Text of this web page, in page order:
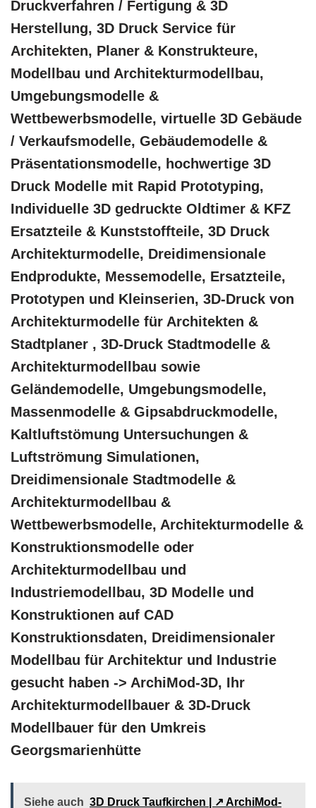
Druckverfahren / Fertigung & 3D
Herstellung, 3D Druck Service für
Architekten, Planer & Konstrukteure,
Modellbau und Architekturmodellbau,
Umgebungsmodelle &
Wettbewerbsmodelle, virtuelle 3D Gebäude
/ Verkaufsmodelle, Gebäudemodelle &
Präsentationsmodelle, hochwertige 3D
Druck Modelle mit Rapid Prototyping,
Individuelle 3D gedruckte Oldtimer & KFZ
Ersatzteile & Kunststoffteile, 3D Druck
Architekturmodelle, Dreidimensionale
Endprodukte, Messemodelle, Ersatzteile,
Prototypen und Kleinserien, 3D-Druck von
Architekturmodelle für Architekten &
Stadtplaner , 3D-Druck Stadtmodelle &
Architekturmodellbau sowie
Geländemodelle, Umgebungsmodelle,
Massenmodelle & Gipsabdruckmodelle,
Kaltluftstömung Untersuchungen &
Luftströmung Simulationen,
Dreidimensionale Stadtmodelle &
Architekturmodellbau &
Wettbewerbsmodelle, Architekturmodelle &
Konstruktionsmodelle oder
Architekturmodellbau und
Industriemodellbau, 3D Modelle und
Konstruktionen auf CAD
Konstruktionsdaten, Dreidimensionaler
Modellbau für Architektur und Industrie
gesucht haben -> ArchiMod-3D, Ihr
Architekturmodellbauer & 3D-Druck
Modellbauer für den Umkreis
Georgsmarienhütte
Siehe auch 3D Druck Taufkirchen | ↗️ ArchiMod-